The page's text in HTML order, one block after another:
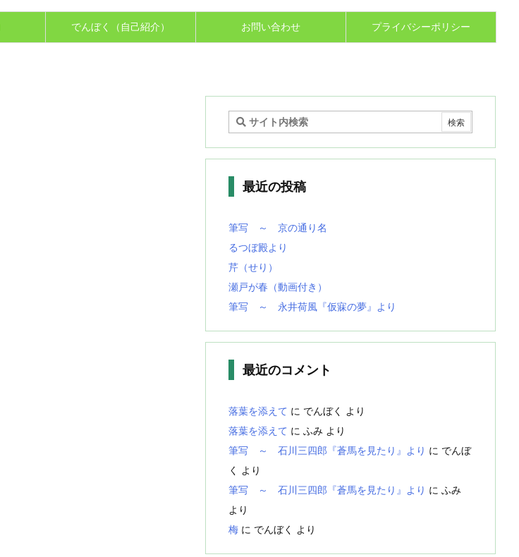
でんぼく（自己紹介） お問い合わせ プライバシーポリシー
最近の投稿
筆写 ～ 京の通り名
るつぼ殿より
芹（せり）
瀬戸が春（動画付き）
筆写 ～ 永井荷風『仮寐の夢』より
最近のコメント
落葉を添えて に でんぼく
より
落葉を添えて に ふみ より
筆写 ～ 石川三四郎『蒼馬を見たり』より に でんぼ
く
より
筆写 ～ 石川三四郎『蒼馬を見たり』より に ふみ
より
梅 に でんぼく より